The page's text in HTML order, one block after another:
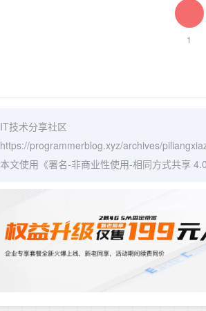
1
IT技术分享社区
https://programmerblog.xyz/archives/
本文使用《署名-非商业性使用-相同方式共享